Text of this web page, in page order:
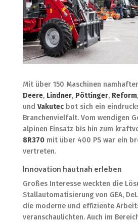
Mit über 150 Maschinen
Deere, Lindner, Pöttinger, Reform,
und Vakutecbot sich ein
Branchenvielfalt. Vom wendigen
alpinen Einsatz bis hin zum
8R370mit über 400 PS war ein
vertreten.
Innovation hautnah erleben
Großes Interesse weckten die
Stallautomatisierung von GEA,
die moderne und effiziente
veranschaulichten. Auch im